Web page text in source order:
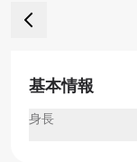
基本情報
身長